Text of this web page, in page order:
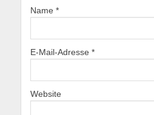
Name *
E-Mail-Adresse *
Website